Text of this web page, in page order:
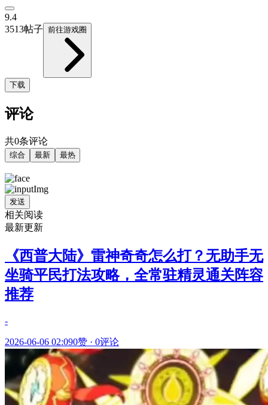
9.4
3513帖子 前往游戏圈
下载
评论
共0条评论
综合 最新 最热
发送
相关阅读
最新更新
《西普大陆》雷神奇奇怎么打？无助手无
坐骑平民打法攻略，全常驻精灵通关阵容
推荐
-
2026-06-06 02:090赞 · 0评论